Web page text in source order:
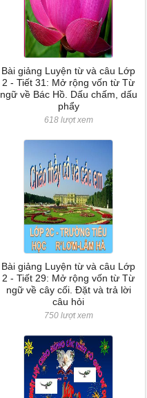
Bài giảng Luyện từ và câu Lớp
2 - Tiết 31: Mở rộng vốn từ Từ
ngữ về Bác Hồ. Dấu chấm, dấu
phẩy
618 lượt xem
Bài giảng Luyện từ và câu Lớp
2 - Tiết 29: Mở rộng vốn từ Từ
ngữ về cây cối. Đặt và trả lời
câu hỏi
750 lượt xem